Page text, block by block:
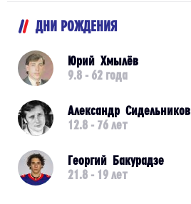
ДНИ РОЖДЕНИЯ
Юрий Хмылёв
9.8 - 62 года
Александр Сидельников
12.8 - 76 лет
Георгий Бакурадзе
21.8 - 19 лет